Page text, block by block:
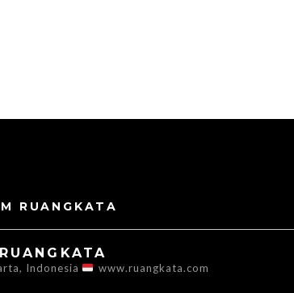
RUANGKATA
Indonesia www.ruangkata.com